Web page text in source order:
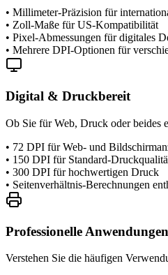
• Millimeter-Präzision für
• Zoll-Maße für US-Kompatibilität
• Pixel-Abmessungen für digitales
• Mehrere DPI-Optionen für
Digital & Druckbereit
Ob Sie für Web, Druck oder beides
• 72 DPI für Web- und
• 150 DPI für Standard-
• 300 DPI für hochwertigen Druck
• Seitenverhältnis-Berechnungen
Professionelle Anwendungen
Verstehen Sie die häufigen